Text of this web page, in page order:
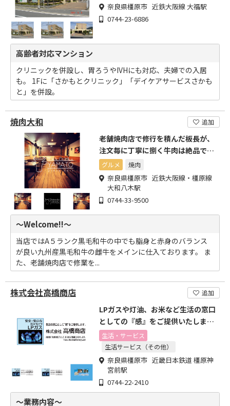
奈良県橿原市 近鉄大阪線 大福駅
0744-23-6886
高齢者対応マンション
クリニックを併設し、胃ろうやIVHにも対応、夫婦での入居
も。 1Fに「さかもとクリニック」「デイケアサービスさかも
と」を併設。
焼肉大和 追加
老舗焼肉店で修行を積んだ板長が、
注文毎に丁寧に捌く牛肉は絶品で
す。
グルメ 焼肉
奈良県橿原市 近鉄大阪線・橿原線
大和八木駅
0744-33-9500
～Welcome!!～
当店ではA５ランク黒毛和牛の中でも脂身と赤身のバランス
が良い九州産黒毛和牛の雌牛をメインに仕入ております。 ま
た、老舗焼肉店で修業を...
株式会社高橋商店 追加
LPガスや灯油、お米など生活の窓口
としての『感』をご提供いたしま
す。
生活・サービス
生活サービス（その他）
奈良県橿原市 近畿日本鉄道 橿原神
宮前駅
0744-22-2410
～業務内容～